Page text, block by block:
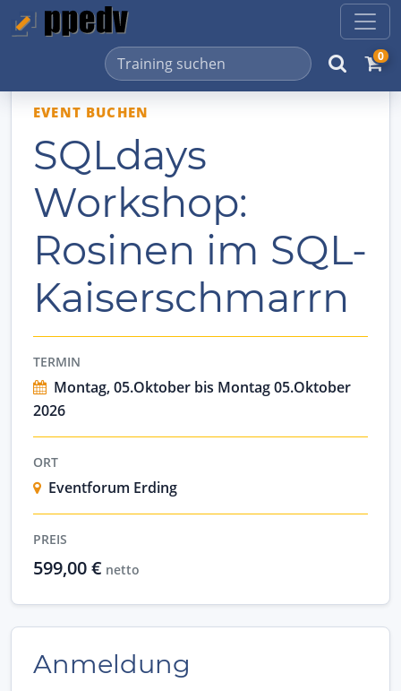
0
EVENT BUCHEN
SQLdays
Workshop:
Rosinen im SQL-
Kaiserschmarrn
TERMIN
Montag, 05.Oktober bis Montag 05.Oktober
2026
ORT
Eventforum Erding
PREIS
599,00 € netto
Anmeldung